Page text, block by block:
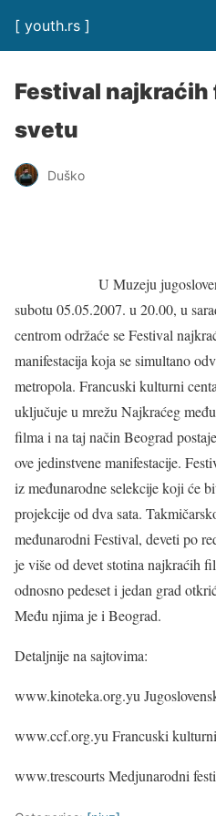
[ youth.rs ]
Festival najkraćih
svetu
Duško
U Muzeju
subotu 05.05.2007. u 20.00, u
centrom održaće se Festival
manifestacija koja se simultano
metropola. Francuski kulturni
uključuje u mrežu Najkraćeg
filma i na taj način Beograd
ove jedinstvene manifestacije.
iz međunarodne selekcije koji će
projekcije od dva sata.
međunarodni Festival, deveti po
je više od devet stotina najkraćih
odnosno pedeset i jedan grad
Među njima je i Beograd.
Detaljnije na sajtovima:
www.kinoteka.org.yu
www.ccf.org.yu Francuski
www.trescourts Medjunarodni